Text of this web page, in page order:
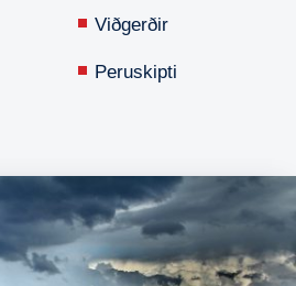
Viðgerðir
Peruskipti